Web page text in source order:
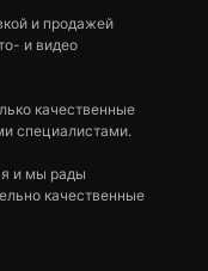
и продажей
и видео
качественные
специалистами.
и мы рады
качественные